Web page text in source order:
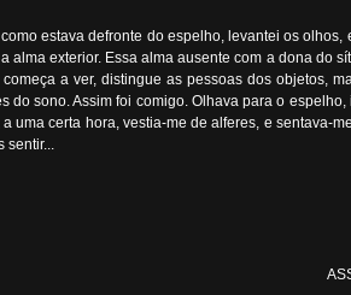
estava defronte do espelho, levantei os
alma exterior. Essa alma ausente com a dona
a ver, distingue as pessoas dos objetos,
sono. Assim foi comigo. Olhava para o
uma certa hora, vestia-me de alferes, e
sentir...